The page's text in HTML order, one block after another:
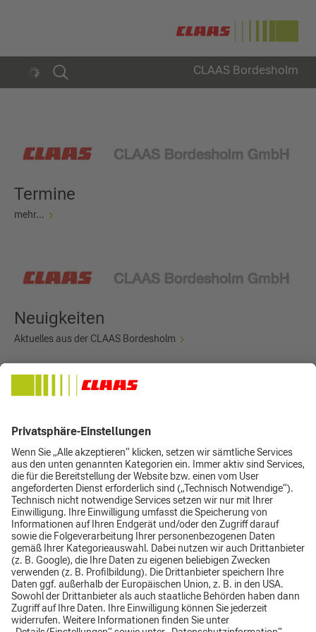
CLAAS Bordesholm
Termine
mehr...
Neuigkeiten
Aktuelles aus der CLAAS Bordesholm
Neues von CLAAS
Neuigkeiten aus dem Konzern